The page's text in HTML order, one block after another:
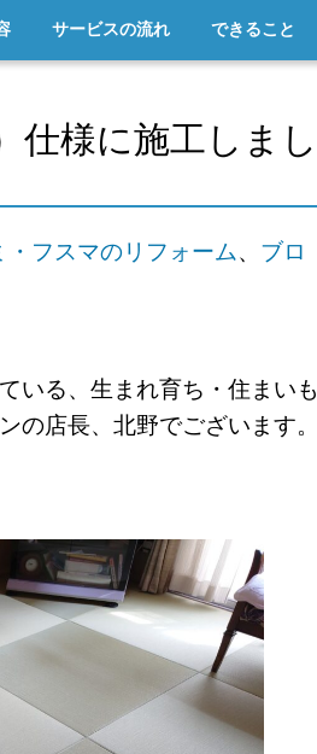
サービスの流れ できること
仕様に施工しまし
・フスマのリフォーム、 ブロ
いる、生まれ育ち・住まいも
の店長、北野でございます。